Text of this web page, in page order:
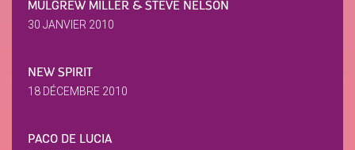
MULGREW MILLER & STEVE NELSON
30 JANVIER 2010
NEW SPIRIT
18 DÉCEMBRE 2010
PACO DE LUCIA